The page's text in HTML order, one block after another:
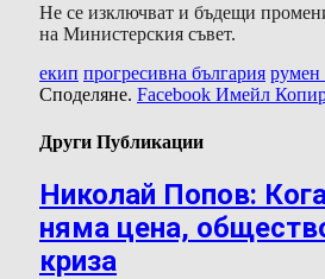
Не се изключват и бъдещи
на Министерския съвет.
екип прогресивна българия румен
Споделяне. Facebook Имейл
Други Публикации
Николай Попов:
няма цена,
криза